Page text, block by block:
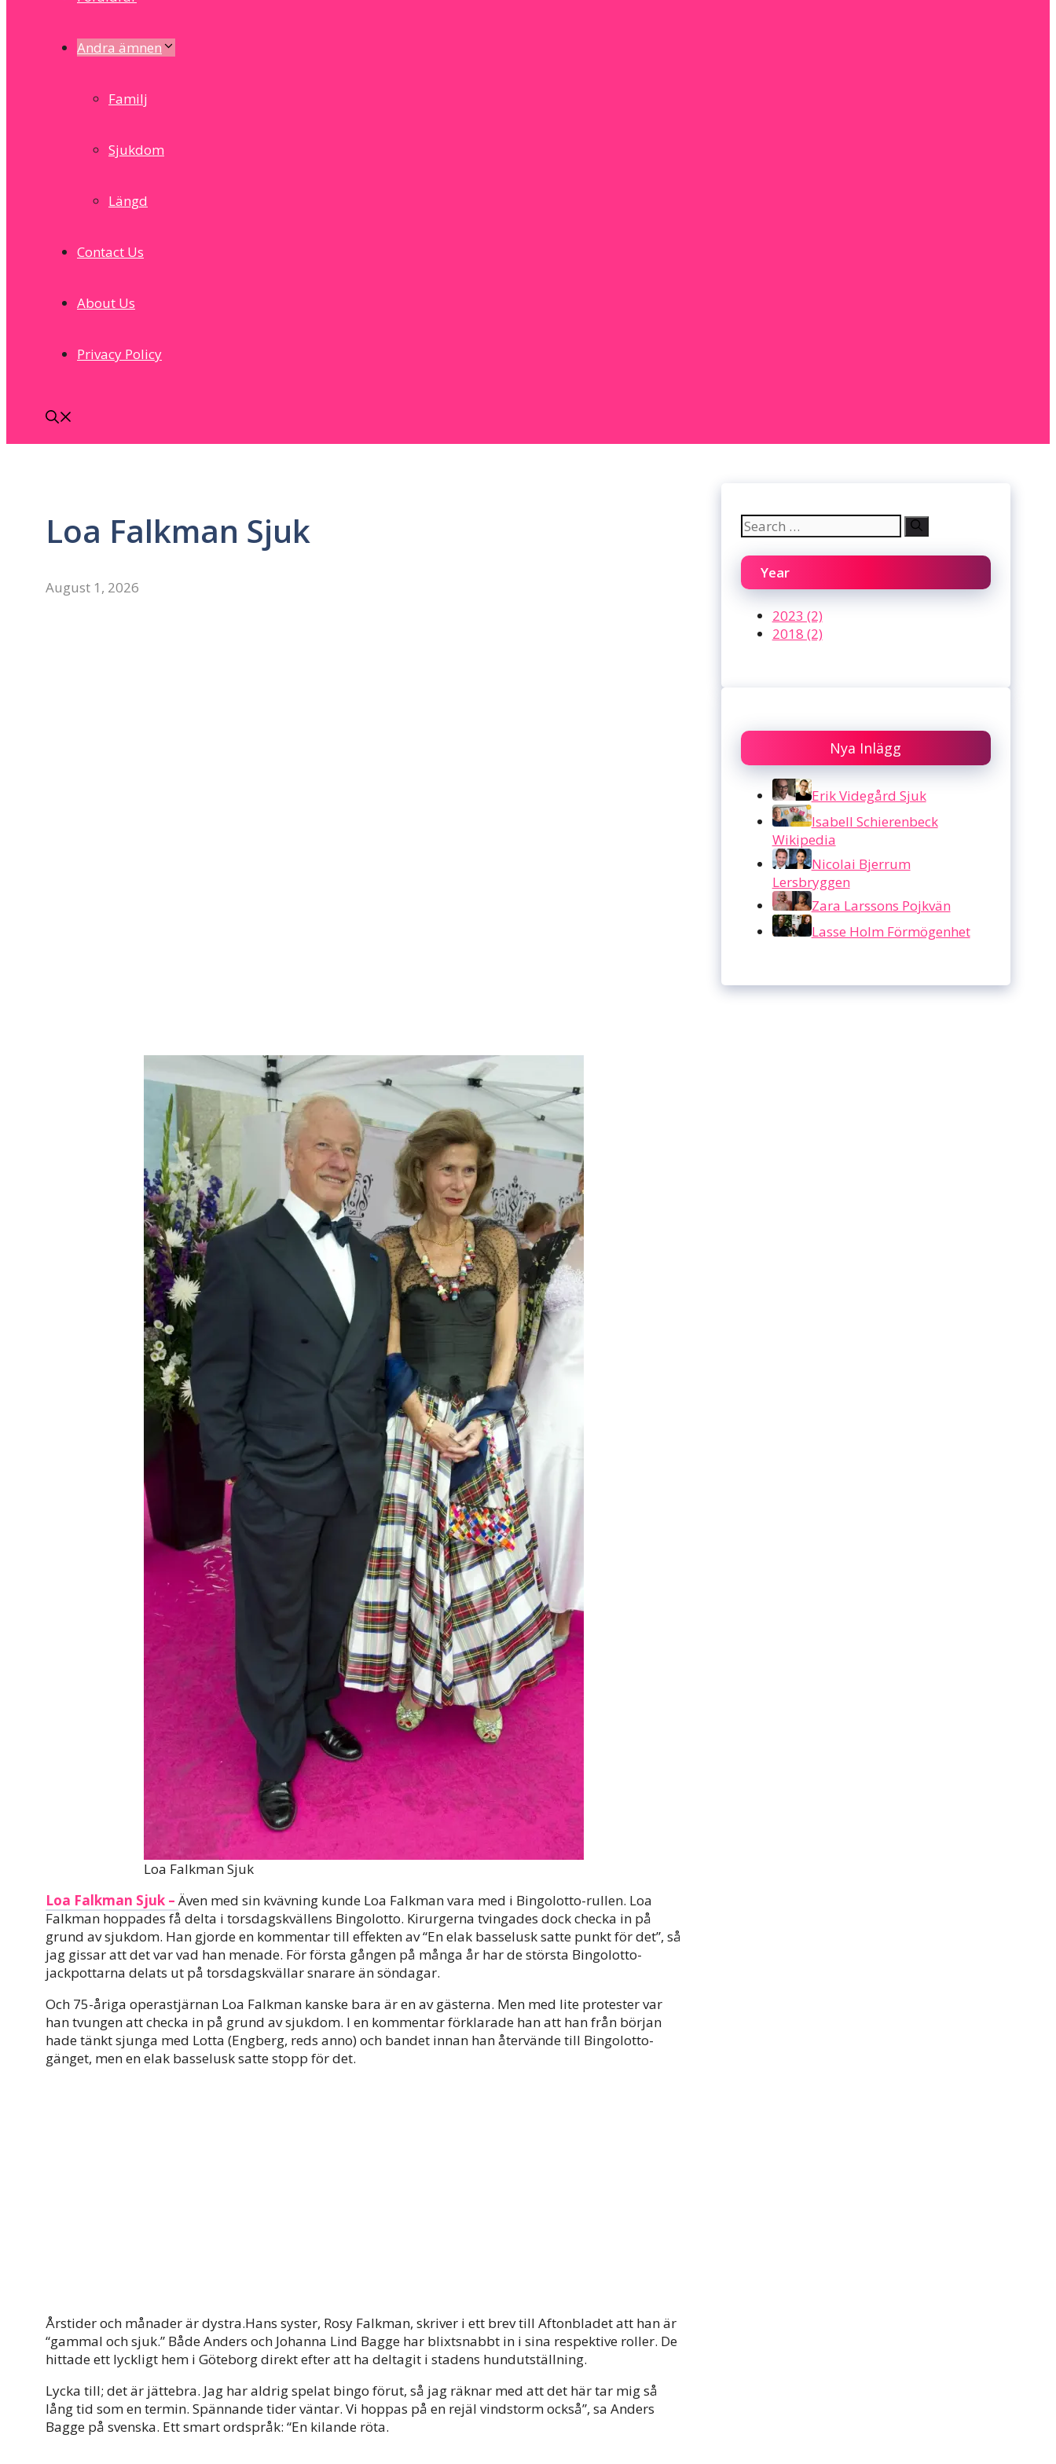
Andra ämnen
Familj
Sjukdom
Längd
Contact Us
About Us
Privacy Policy
Loa Falkman Sjuk
August 1, 2026
Loa Falkman Sjuk
Loa Falkman Sjuk –Även med sin kvävning kunde Loa Falkman vara med i Bingolotto-rullen. Loa
Falkman hoppades få delta i torsdagskvällens Bingolotto. Kirurgerna tvingades dock checka in på
grund av sjukdom. Han gjorde en kommentar till effekten av “En elak basselusk satte punkt för det”, så
jag gissar att det var vad han menade. För första gången på många år har de största Bingolotto-
jackpottarna delats ut på torsdagskvällar snarare än söndagar.
Och 75-åriga operastjärnan Loa Falkman kanske bara är en av gästerna. Men med lite protester var
han tvungen att checka in på grund av sjukdom. I en kommentar förklarade han att han från början
hade tänkt sjunga med Lotta (Engberg, reds anno) och bandet innan han återvände till Bingolotto-
gänget, men en elak basselusk satte stopp för det.
Årstider och månader är dystra.Hans syster, Rosy Falkman, skriver i ett brev till Aftonbladet att han är
“gammal och sjuk.” Både Anders och Johanna Lind Bagge har blixtsnabbt in i sina respektive roller. De
hittade ett lyckligt hem i Göteborg direkt efter att ha deltagit i stadens hundutställning.
Lycka till; det är jättebra. Jag har aldrig spelat bingo förut, så jag räknar med att det här tar mig så
lång tid som en termin. Spännande tider väntar. Vi hoppas på en rejäl vindstorm också”, sa Anders
Bagge på svenska. Ett smart ordspråk: “En kilande röta.
Search
for:
Year
2023 (2)
2018 (2)
Nya Inlägg
Erik Videgård Sjuk
Isabell Schierenbeck
Wikipedia
Nicolai Bjerrum
Lersbryggen
Zara Larssons Pojkvän
Lasse Holm Förmögenhet